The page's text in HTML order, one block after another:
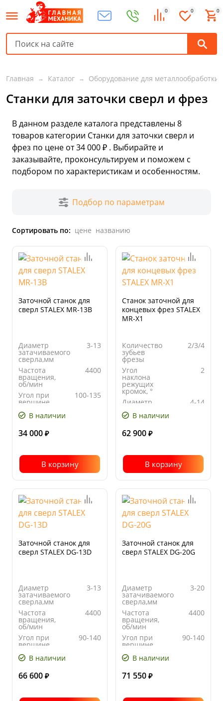
0 0 0
Главная Каталог Оборудование для металлообработки
Станки для заточки сверл и фрез
В данном разделе каталога представлены 8
товаров категории Станки для заточки сверл и
фрез по цене от 34 000 ₽ . Выбирайте и
заказывайте, проконсультируем и поможем с
подбором по характеристикам и особенностям.
Подбор по параметрам
Сортировать по: цене названию
Заточной станок для
сверл STALEX MR-13B
Диаметр
затачиваемого
сверла,мм
3-13
Частота
вращения,
об/мин
4400
Угол при
вершине
100-135
Напряжение,
В наличии
34 000 ₽
В корзину
Станок заточной для
концевых фрез STALEX
MR-X1
Количество
зубьев
фрезы
2/3/4
Угол
наклона
режущих
кромок, °
2
Диаметр
фрез, мм
4-14
вращения,
В наличии
62 900 ₽
В корзину
Заточной станок для
сверл STALEX DG-13D
Диаметр
затачиваемого
сверла,мм
3-13
Частота
вращения,
об/мин
4400
Угол при
вершине
90-140
Напряжение,
В наличии
66 600 ₽
Заточной станок для
сверл STALEX DG-20G
Диаметр
затачиваемого
сверла,мм
3-20
Частота
вращения,
об/мин
4400
Угол при
вершине
90-140
Напряжение,
В наличии
71 550 ₽